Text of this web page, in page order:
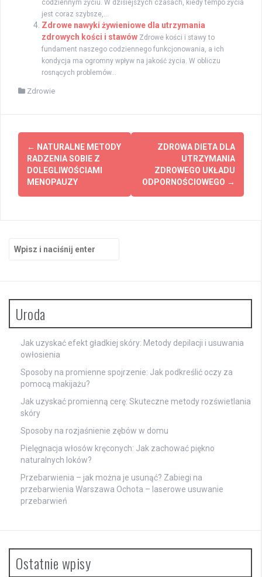
codziennym życiu. W dzisiejszych czasach, kiedy tempo życia
jest coraz szybsze,...
Zdrowe nawyki żywieniowe dla utrzymania
zdrowych kości i stawów Zdrowe kości i stawy to
fundament naszego codziennego funkcjonowania, a ich
kondycja ma ogromny wpływ na jakość życia. W obliczu
rosnących problemów...
Zdrowie
Zobacz
wpisy
← NATURALNE METODY
RADZENIA SOBIE Z
DOLEGLIWOŚCIAMI
MENOPAUZY
ZDROWA DIETA DLA
UTRZYMANIA
ZDROWEGO UKŁADU
ODPORNOŚCIOWEGO →
Uroda
Jak uzyskać efekt gładkiej skóry: Metody depilacji i usuwania
owłosienia
Sposoby na promienne spojrzenie: Jak podkreślić oczy za
pomocą makijażu?
Jak uzyskać promienną cerę: Skuteczne metody rozświetlania
skóry
Sposoby na rozjaśnienie zębów w domu
Pielęgnacja włosów kręconych: Jak zachować piękno
naturalnych loków?
Przebarwienia – jak można je usunąć? Zabiegi na
przebarwienia Warszawa Ochota – laserowe usuwanie
przebarwień
Ostatnie wpisy